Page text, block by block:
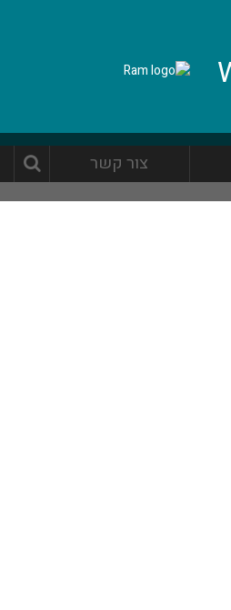
צור קשר